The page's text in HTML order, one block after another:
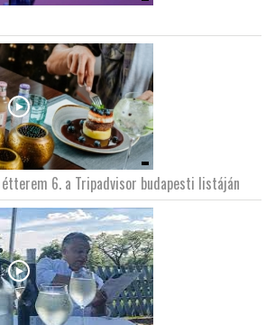
6. a Tripadvisor budapesti listáján